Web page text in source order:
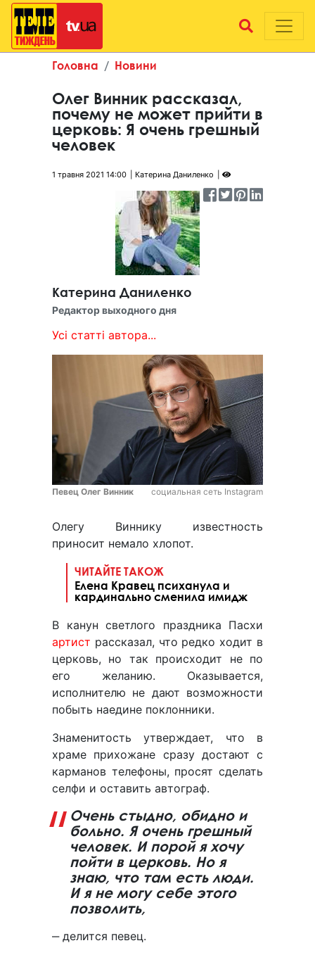
Головна Новини
Олег Винник рассказал,
почему не может прийти в
церковь: Я очень грешный
человек
1 травня 2021 14:00 Катерина Даниленко
Катерина Даниленко
Редактор выходного дня
Усі статті автора...
Певец Олег Винник социальная сеть Instagram
Олегу Виннику известность
приносит немало хлопот.
ЧИТАЙТЕ ТАКОЖ
Елена Кравец психанула и
кардинально сменила имидж
В канун светлого праздника Пасхи
артист рассказал, что редко ходит в
церковь, но так происходит не по
его желанию. Оказывается,
исполнителю не дают возможности
побыть наедине поклонники.
Знаменитость утверждает, что в
храме прихожане сразу достают с
карманов телефоны, просят сделать
селфи и оставить автограф.
Очень стыдно, обидно и
больно. Я очень грешный
человек. И порой я хочу
пойти в церковь. Но я
знаю, что там есть люди.
И я не могу себе этого
позволить,
‒ делится певец.